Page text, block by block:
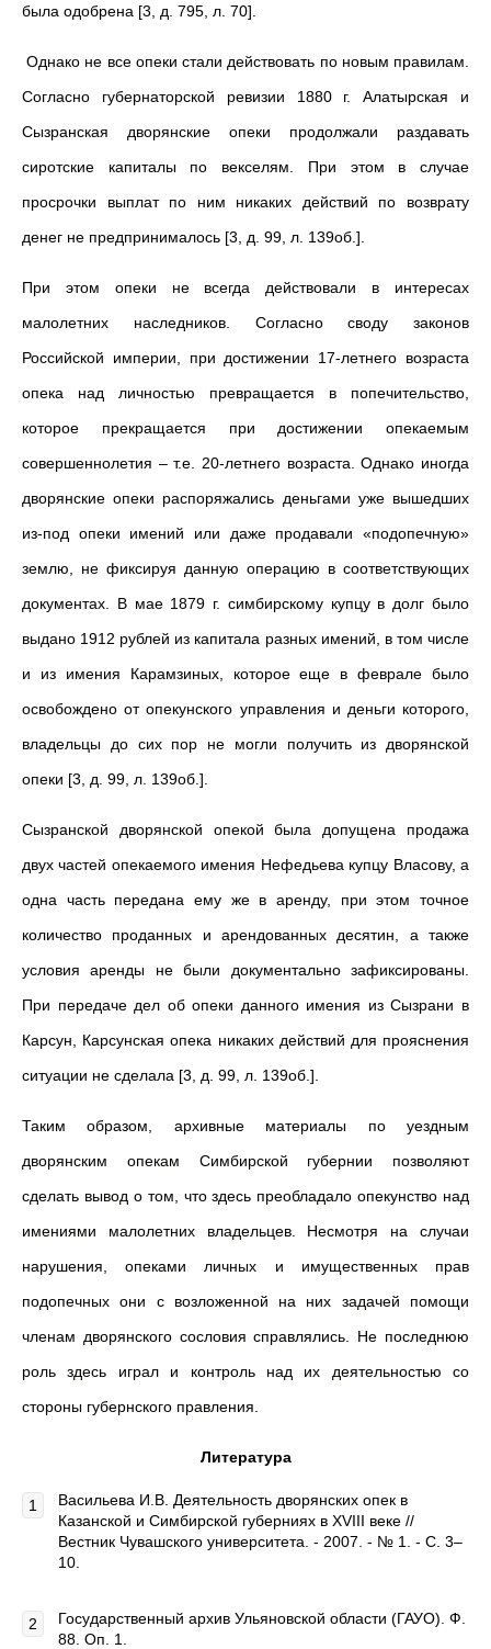
была одобрена [3, д. 795, л. 70].
Однако не все опеки стали действовать по новым правилам.
Согласно губернаторской ревизии 1880 г. Алатырская и
Сызранская дворянские опеки продолжали раздавать
сиротские капиталы по векселям. При этом в случае
просрочки выплат по ним никаких действий по возврату
денег не предпринималось [3, д. 99, л. 139об.].
При этом опеки не всегда действовали в интересах
малолетних наследников. Согласно своду законов
Российской империи, при достижении 17-летнего возраста
опека над личностью превращается в попечительство,
которое прекращается при достижении опекаемым
совершеннолетия – т.е. 20-летнего возраста. Однако иногда
дворянские опеки распоряжались деньгами уже вышедших
из-под опеки имений или даже продавали «подопечную»
землю, не фиксируя данную операцию в соответствующих
документах. В мае 1879 г. симбирскому купцу в долг было
выдано 1912 рублей из капитала разных имений, в том числе
и из имения Карамзиных, которое еще в феврале было
освобождено от опекунского управления и деньги которого,
владельцы до сих пор не могли получить из дворянской
опеки [3, д. 99, л. 139об.].
Сызранской дворянской опекой была допущена продажа
двух частей опекаемого имения Нефедьева купцу Власову, а
одна часть передана ему же в аренду, при этом точное
количество проданных и арендованных десятин, а также
условия аренды не были документально зафиксированы.
При передаче дел об опеки данного имения из Сызрани в
Карсун, Карсунская опека никаких действий для прояснения
ситуации не сделала [3, д. 99, л. 139об.].
Таким образом, архивные материалы по уездным
дворянским опекам Симбирской губернии позволяют
сделать вывод о том, что здесь преобладало опекунство над
имениями малолетних владельцев. Несмотря на случаи
нарушения, опеками личных и имущественных прав
подопечных они с возложенной на них задачей помощи
членам дворянского сословия справлялись. Не последнюю
роль здесь играл и контроль над их деятельностью со
стороны губернского правления.
Литература
Васильева И.В. Деятельность дворянских опек в
Казанской и Симбирской губерниях в XVIII веке //
Вестник Чувашского университета. - 2007. - № 1. - С. 3–
10.
Государственный архив Ульяновской области (ГАУО). Ф.
88. Оп. 1.